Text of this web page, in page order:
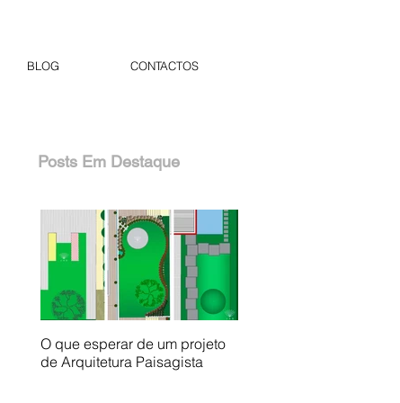
BLOG CONTACTOS
Posts Em Destaque
O que esperar de um projeto
de Arquitetura Paisagista